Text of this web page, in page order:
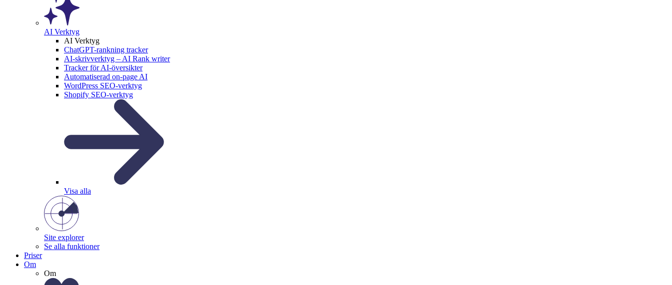
AI Verktyg
AI Verktyg
ChatGPT-rankning tracker
AI-skrivverktyg – AI Rank writer
Tracker för AI-översikter
Automatiserad on-page AI
WordPress SEO-verktyg
Shopify SEO-verktyg
Visa alla
Site explorer
Se alla funktioner
Priser
Om
Om